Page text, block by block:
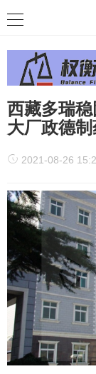
西藏多瑞
大厂政德
2021-08-26